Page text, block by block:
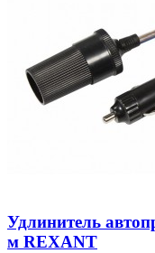
Удлинитель
м REXANT